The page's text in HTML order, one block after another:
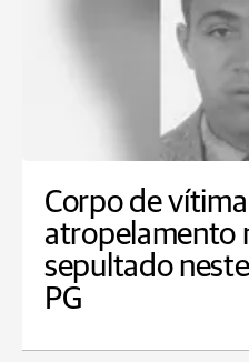
Corpo de
atropelamento
sepultado
PG